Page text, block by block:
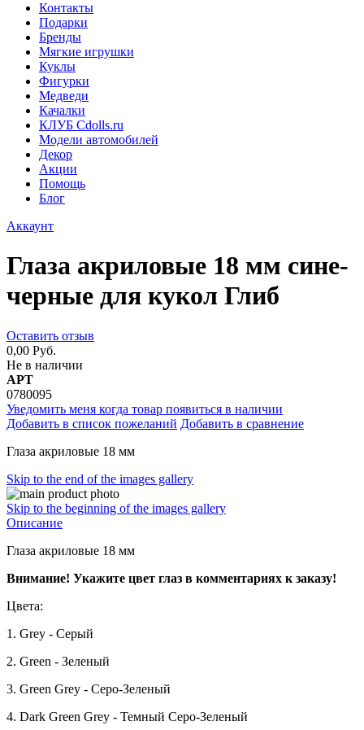
Контакты
Подарки
Бренды
Мягкие игрушки
Куклы
Фигурки
Медведи
Качалки
КЛУБ Cdolls.ru
Модели автомобилей
Декор
Акции
Помощь
Блог
Аккаунт
Глаза акриловые 18 мм сине-
черные для кукол Глиб
Оставить отзыв
0,00 Руб.
Не в наличии
АРТ
0780095
Уведомить меня когда товар появиться в наличии
Добавить в список пожеланий Добавить в сравнение
Глаза акриловые 18 мм
Skip to the end of the images gallery
Skip to the beginning of the images gallery
Описание
Глаза акриловые 18 мм
Внимание! Укажите цвет глаз в комментариях к заказу!
Цвета:
1. Grey - Серый
2. Green - Зеленый
3. Green Grey - Серо-Зеленый
4. Dark Green Grey - Темный Серо-Зеленый